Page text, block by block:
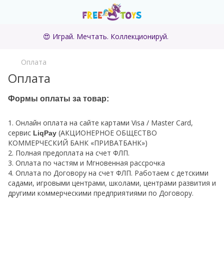
😍 Играй. Мечтать. Коллекционируй.
Оплата
Оплата
Формы оплаты за товар:
1. Онлайн оплата на сайте картами Visa / Master Card,
сервис LiqPay (АКЦИОНЕРНОЕ ОБЩЕСТВО
КОММЕРЧЕСКИЙ БАНК «ПРИВАТБАНК»)
2. Полная предоплата на счет ФЛП.
3. Оплата по частям и Мгновенная рассрочка
4. Оплата по Договору на счет ФЛП. Работаем с детскими
садами, игровыми центрами, школами, центрами развития и
другими коммерческими предприятиями по Договору.